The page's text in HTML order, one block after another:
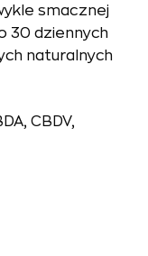
smacznej
30 dziennych
naturalnych
CBDV,